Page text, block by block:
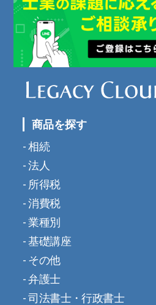
商品を探す
相続
法人
所得税
消費税
業種別
基礎講座
その他
弁護士
司法書士・行政書士